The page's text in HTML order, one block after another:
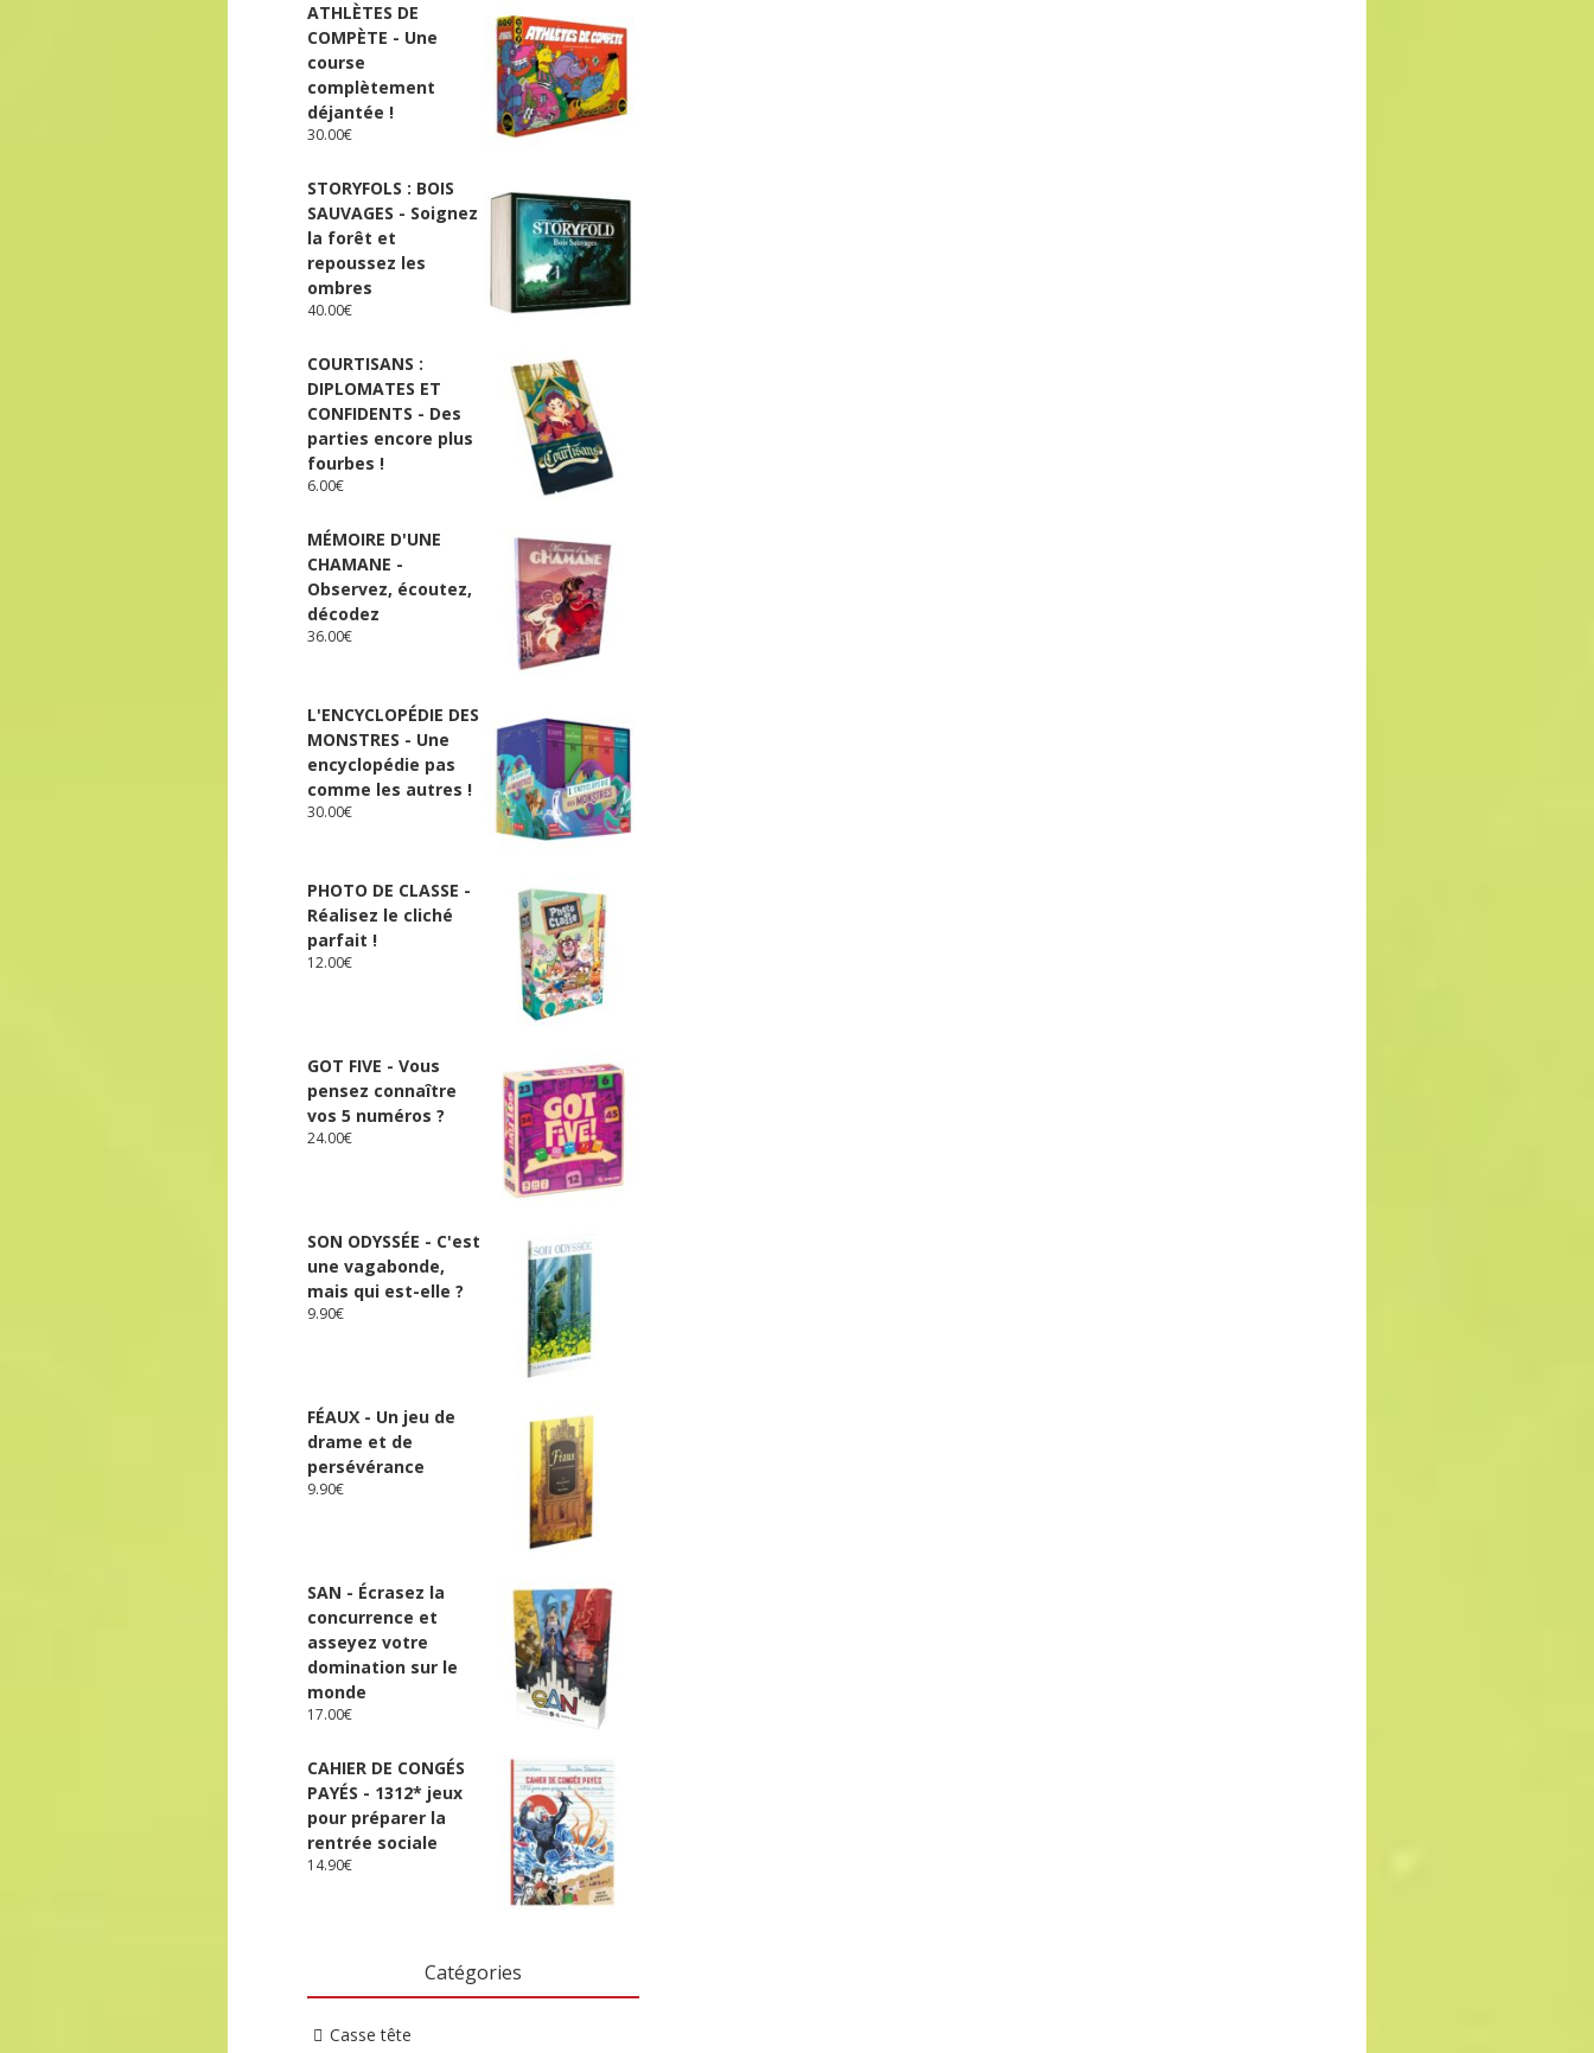
ATHLÈTES DE
COMPÈTE - Une
course
complètement
déjantée !
30.00€
STORYFOLS : BOIS
SAUVAGES - Soignez
la forêt et
repoussez les
ombres
40.00€
COURTISANS :
DIPLOMATES ET
CONFIDENTS - Des
parties encore plus
fourbes !
6.00€
MÉMOIRE D'UNE
CHAMANE -
Observez, écoutez,
décodez
36.00€
L'ENCYCLOPÉDIE DES
MONSTRES - Une
encyclopédie pas
comme les autres !
30.00€
PHOTO DE CLASSE -
Réalisez le cliché
parfait !
12.00€
GOT FIVE - Vous
pensez connaître
vos 5 numéros ?
24.00€
SON ODYSSÉE - C'est
une vagabonde,
mais qui est-elle ?
9.90€
FÉAUX - Un jeu de
drame et de
persévérance
9.90€
SAN - Écrasez la
concurrence et
asseyez votre
domination sur le
monde
17.00€
CAHIER DE CONGÉS
PAYÉS - 1312* jeux
pour préparer la
rentrée sociale
14.90€
Catégories
Casse tête